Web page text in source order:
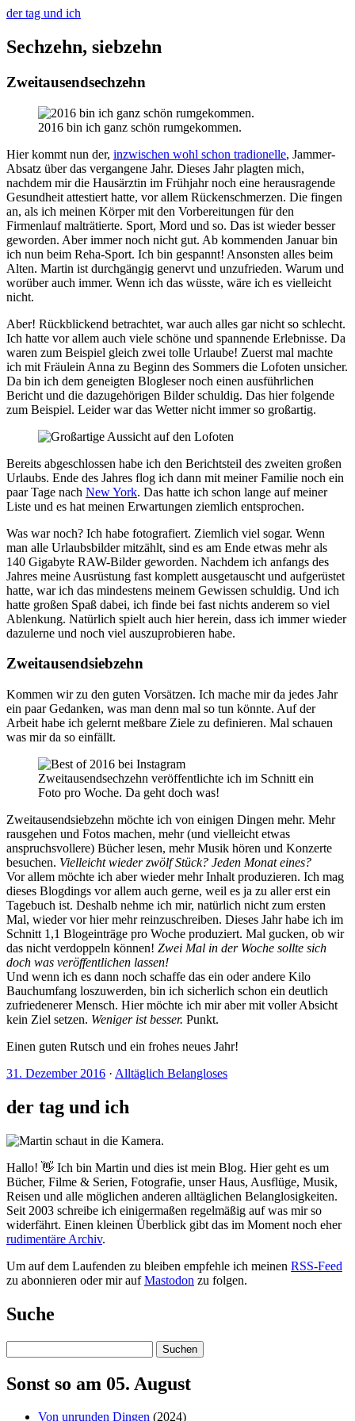
der tag und ich
Sechzehn, siebzehn
Zweitausendsechzehn
2016 bin ich ganz schön rumgekommen.
Hier kommt nun der, inzwischen wohl schon tradionelle, Jammer-
Absatz über das vergangene Jahr. Dieses Jahr plagten mich,
nachdem mir die Hausärztin im Frühjahr noch eine herausragende
Gesundheit attestiert hatte, vor allem Rückenschmerzen. Die fingen
an, als ich meinen Körper mit den Vorbereitungen für den
Firmenlauf malträtierte. Sport, Mord und so. Das ist wieder besser
geworden. Aber immer noch nicht gut. Ab kommenden Januar bin
ich nun beim Reha-Sport. Ich bin gespannt! Ansonsten alles beim
Alten. Martin ist durchgängig genervt und unzufrieden. Warum und
worüber auch immer. Wenn ich das wüsste, wäre ich es vielleicht
nicht.
Aber! Rückblickend betrachtet, war auch alles gar nicht so schlecht.
Ich hatte vor allem auch viele schöne und spannende Erlebnisse. Da
waren zum Beispiel gleich zwei tolle Urlaube! Zuerst mal machte
ich mit Fräulein Anna zu Beginn des Sommers die Lofoten unsicher.
Da bin ich dem geneigten Blogleser noch einen ausführlichen
Bericht und die dazugehörigen Bilder schuldig. Das hier folgende
zum Beispiel. Leider war das Wetter nicht immer so großartig.
Bereits abgeschlossen habe ich den Berichtsteil des zweiten großen
Urlaubs. Ende des Jahres flog ich dann mit meiner Familie noch ein
paar Tage nach New York. Das hatte ich schon lange auf meiner
Liste und es hat meinen Erwartungen ziemlich entsprochen.
Was war noch? Ich habe fotografiert. Ziemlich viel sogar. Wenn
man alle Urlaubsbilder mitzählt, sind es am Ende etwas mehr als
140 Gigabyte RAW-Bilder geworden. Nachdem ich anfangs des
Jahres meine Ausrüstung fast komplett ausgetauscht und aufgerüstet
hatte, war ich das mindestens meinem Gewissen schuldig. Und ich
hatte großen Spaß dabei, ich finde bei fast nichts anderem so viel
Ablenkung. Natürlich spielt auch hier herein, dass ich immer wieder
dazulerne und noch viel auszuprobieren habe.
Zweitausendsiebzehn
Kommen wir zu den guten Vorsätzen. Ich mache mir da jedes Jahr
ein paar Gedanken, was man denn mal so tun könnte. Auf der
Arbeit habe ich gelernt meßbare Ziele zu definieren. Mal schauen
was mir da so einfällt.
Zweitausendsechzehn veröffentlichte ich im Schnitt ein
Foto pro Woche. Da geht doch was!
Zweitausendsiebzehn möchte ich von einigen Dingen mehr. Mehr
rausgehen und Fotos machen, mehr (und vielleicht etwas
anspruchsvollere) Bücher lesen, mehr Musik hören und Konzerte
besuchen. Vielleicht wieder zwölf Stück? Jeden Monat eines?
Vor allem möchte ich aber wieder mehr Inhalt produzieren. Ich mag
dieses Blogdings vor allem auch gerne, weil es ja zu aller erst ein
Tagebuch ist. Deshalb nehme ich mir, natürlich nicht zum ersten
Mal, wieder vor hier mehr reinzuschreiben. Dieses Jahr habe ich im
Schnitt 1,1 Blogeinträge pro Woche produziert. Mal gucken, ob wir
das nicht verdoppeln können! Zwei Mal in der Woche sollte sich
doch was veröffentlichen lassen!
Und wenn ich es dann noch schaffe das ein oder andere Kilo
Bauchumfang loszuwerden, bin ich sicherlich schon ein deutlich
zufriedenerer Mensch. Hier möchte ich mir aber mit voller Absicht
kein Ziel setzen. Weniger ist besser. Punkt.
Einen guten Rutsch und ein frohes neues Jahr!
31. Dezember 2016 · Alltäglich Belangloses
der tag und ich
Hallo! 👋 Ich bin Martin und dies ist mein Blog. Hier geht es um
Bücher, Filme & Serien, Fotografie, unser Haus, Ausflüge, Musik,
Reisen und alle möglichen anderen alltäglichen Belanglosigkeiten.
Seit 2003 schreibe ich einigermaßen regelmäßig auf was mir so
widerfährt. Einen kleinen Überblick gibt das im Moment noch eher
rudimentäre Archiv.
Um auf dem Laufenden zu bleiben empfehle ich meinen RSS-Feed
zu abonnieren oder mir aufMastodon zu folgen.
Suche
Suchen
Sonst so am 05. August
Von unrunden Dingen (2024)